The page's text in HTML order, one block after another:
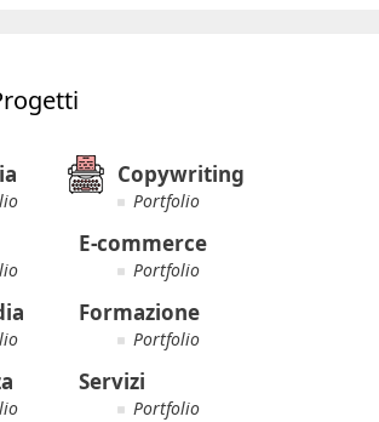
Copywriting
Portfolio
E-commerce
Portfolio
Formazione
Portfolio
Servizi
Portfolio